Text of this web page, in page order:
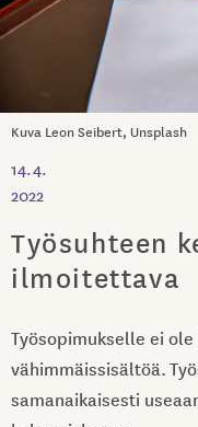
Kuva Leon Seibert, Unsplash
14.4.
2022
Työsuhteen
ilmoitettava
Työsopimukselle ei
vähimmäissisältöä.
samanaikaisesti